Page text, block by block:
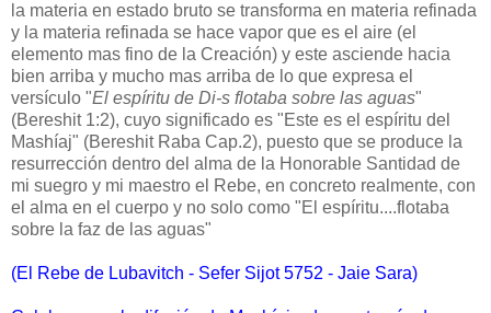
la materia en estado bruto se transforma en materia refinada
y la materia refinada se hace vapor que es el aire (el
elemento mas fino de la Creación) y este asciende hacia
bien arriba y mucho mas arriba de lo que expresa el
versículo "El espíritu de Di-s flotaba sobre las aguas"
(Bereshit 1:2), cuyo significado es "Este es el espíritu del
Mashíaj" (Bereshit Raba Cap.2), puesto que se produce la
resurrección dentro del alma de la Honorable Santidad de
mi suegro y mi maestro el Rebe, en concreto realmente, con
el alma en el cuerpo y no solo como "El espíritu....flotaba
sobre la faz de las aguas"
(El Rebe de Lubavitch - Sefer Sijot 5752 - Jaie Sara)